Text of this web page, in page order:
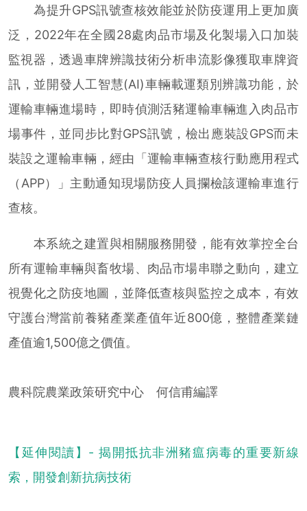
為提升GPS訊號查核效能並於防疫運用上更加廣
泛，2022年在全國28處肉品市場及化製場入口加裝
監視器，透過車牌辨識技術分析串流影像獲取車牌資
訊，並開發人工智慧(AI)車輛載運類別辨識功能，於
運輸車輛進場時，即時偵測活豬運輸車輛進入肉品市
場事件，並同步比對GPS訊號，檢出應裝設GPS而未
裝設之運輸車輛，經由「運輸車輛查核行動應用程式
（APP）」主動通知現場防疫人員攔檢該運輸車進行
查核。
本系統之建置與相關服務開發，能有效掌控全台
所有運輸車輛與畜牧場、肉品市場串聯之動向，建立
視覺化之防疫地圖，並降低查核與監控之成本，有效
守護台灣當前養豬產業產值年近800億，整體產業鏈
產值逾1,500億之價值。
農科院農業政策研究中心 何信甫編譯
【延伸閱讀】- 揭開抵抗非洲豬瘟病毒的重要新線
索，開發創新抗病技術